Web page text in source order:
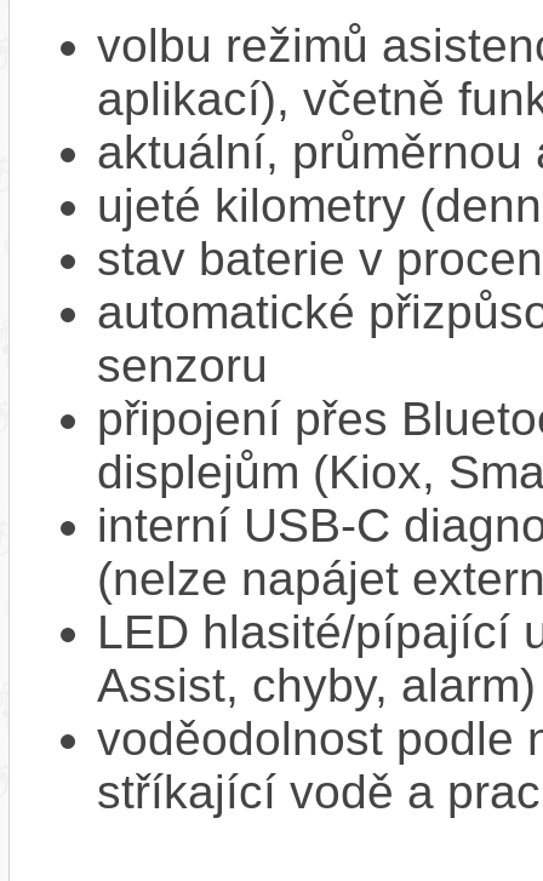
volbu režimů
aplikací), včetně
aktuální, průměrnou
ujeté kilometry
stav baterie v
automatické
senzoru
připojení přes
displejům (Kiox,
interní USB‑C
(nelze napájet
LED hlasité/pípající
Assist, chyby, alarm)
voděodolnost podle
stříkající vodě a